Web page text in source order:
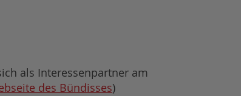
als Interessenpartner am
des Bündisses)